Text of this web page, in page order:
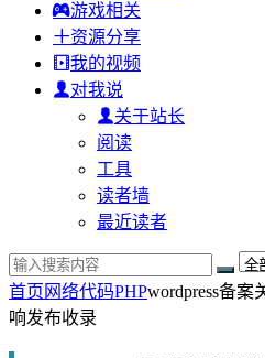
游戏相关
资源分享
我的视频
对我说
关于站长
阅读
工具
读者墙
最近读者
首页 网络代码PHPwordpress备
响发布收录